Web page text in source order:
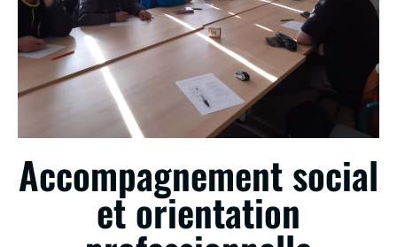
Accompagnement social
et orientation